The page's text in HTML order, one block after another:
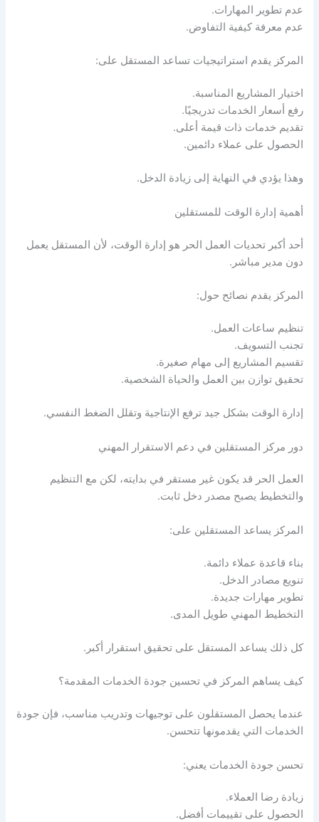
عدم تطوير المهارات.
عدم معرفة كيفية التفاوض.
المركز يقدم استراتيجيات تساعد المستقل على:
اختيار المشاريع المناسبة.
رفع أسعار الخدمات تدريجيًا.
تقديم خدمات ذات قيمة أعلى.
الحصول على عملاء دائمين.
وهذا يؤدي في النهاية إلى زيادة الدخل.
أهمية إدارة الوقت للمستقلين
أحد أكبر تحديات العمل الحر هو إدارة الوقت، لأن المستقل يعمل
دون مدير مباشر.
المركز يقدم نصائح حول:
تنظيم ساعات العمل.
تجنب التسويف.
تقسيم المشاريع إلى مهام صغيرة.
تحقيق توازن بين العمل والحياة الشخصية.
إدارة الوقت بشكل جيد ترفع الإنتاجية وتقلل الضغط النفسي.
دور مركز المستقلين في دعم الاستقرار المهني
العمل الحر قد يكون غير مستقر في بدايته، لكن مع التنظيم
والتخطيط يصبح مصدر دخل ثابت.
المركز يساعد المستقلين على:
بناء قاعدة عملاء دائمة.
تنويع مصادر الدخل.
تطوير مهارات جديدة.
التخطيط المهني طويل المدى.
كل ذلك يساعد المستقل على تحقيق استقرار أكبر.
كيف يساهم المركز في تحسين جودة الخدمات المقدمة؟
عندما يحصل المستقلون على توجيهات وتدريب مناسب، فإن جودة
الخدمات التي يقدمونها تتحسن.
تحسن جودة الخدمات يعني:
زيادة رضا العملاء.
الحصول على تقييمات أفضل.